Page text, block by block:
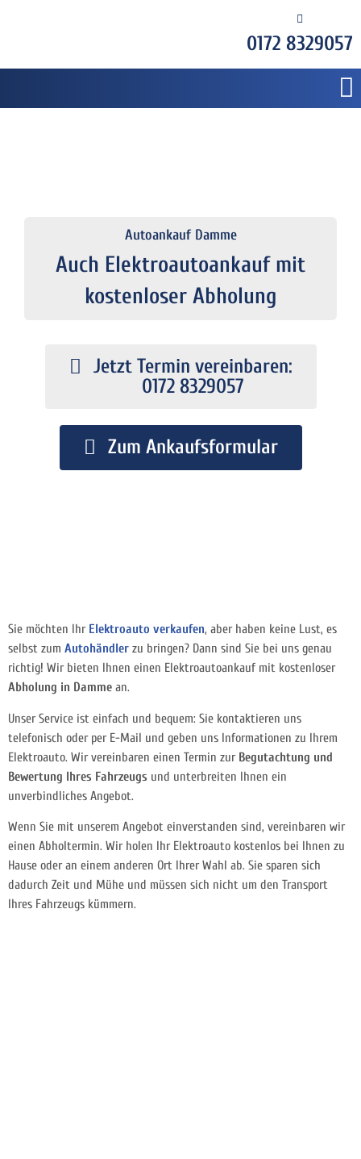
0172 8329057
Autoankauf Damme
Auch Elektroautoankauf mit
kostenloser Abholung
Jetzt Termin vereinbaren:
0172 8329057
Zum Ankaufsformular
Sie möchten Ihr Elektroauto verkaufen, aber haben keine Lust, es
selbst zum Autohändler zu bringen? Dann sind Sie bei uns genau
richtig! Wir bieten Ihnen einen Elektroautoankauf mit kostenloser
Abholung in Damme an.
Unser Service ist einfach und bequem: Sie kontaktieren uns
telefonisch oder per E-Mail und geben uns Informationen zu Ihrem
Elektroauto. Wir vereinbaren einen Termin zur Begutachtung und
Bewertung Ihres Fahrzeugs und unterbreiten Ihnen ein
unverbindliches Angebot.
Wenn Sie mit unserem Angebot einverstanden sind, vereinbaren wir
einen Abholtermin. Wir holen Ihr Elektroauto kostenlos bei Ihnen zu
Hause oder an einem anderen Ort Ihrer Wahl ab. Sie sparen sich
dadurch Zeit und Mühe und müssen sich nicht um den Transport
Ihres Fahrzeugs kümmern.